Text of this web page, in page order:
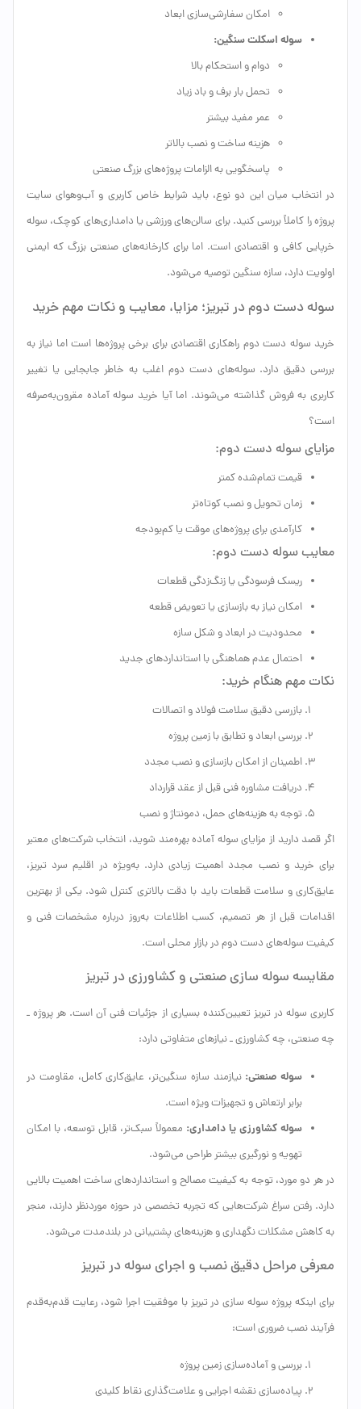
امکان سفارشی‌سازی ابعاد
سوله اسکلت سنگین:
دوام و استحکام بالا
تحمل بار برف و باد زیاد
عمر مفید بیشتر
هزینه ساخت و نصب بالاتر
پاسخگویی به الزامات پروژه‌های بزرگ صنعتی
در انتخاب میان این دو نوع، باید شرایط خاص کاربری و آب‌وهوای سایت
پروژه را کاملاً بررسی کنید. برای سالن‌های ورزشی یا دامداری‌های کوچک، سوله
خرپایی کافی و اقتصادی است. اما برای کارخانه‌های صنعتی بزرگ که ایمنی
اولویت دارد، سازه سنگین توصیه می‌شود.
سوله دست دوم در تبریز؛ مزایا، معایب و نکات مهم خرید
خرید سوله دست دوم راهکاری اقتصادی برای برخی پروژه‌ها است اما نیاز به
بررسی دقیق دارد. سوله‌های دست دوم اغلب به خاطر جابجایی یا تغییر
کاربری به فروش گذاشته می‌شوند. اما آیا خرید سوله آماده مقرون‌به‌صرفه
است؟
مزایای سوله دست دوم:
قیمت تمام‌شده کمتر
زمان تحویل و نصب کوتاه‌تر
کارآمدی برای پروژه‌های موقت یا کم‌بودجه
معایب سوله دست دوم:
ریسک فرسودگی یا زنگ‌زدگی قطعات
امکان نیاز به بازسازی یا تعویض قطعه
محدودیت در ابعاد و شکل سازه
احتمال عدم هماهنگی با استانداردهای جدید
نکات مهم هنگام خرید:
بازرسی دقیق سلامت فولاد و اتصالات
بررسی ابعاد و تطابق با زمین پروژه
اطمینان از امکان بازسازی و نصب مجدد
دریافت مشاوره فنی قبل از عقد قرارداد
توجه به هزینه‌های حمل، دمونتاژ و نصب
اگر قصد دارید از مزایای سوله آماده بهره‌مند شوید، انتخاب شرکت‌های معتبر
برای خرید و نصب مجدد اهمیت زیادی دارد. به‌ویژه در اقلیم سرد تبریز،
عایق‌کاری و سلامت قطعات باید با دقت بالاتری کنترل شود. یکی از بهترین
اقدامات قبل از هر تصمیم، کسب اطلاعات به‌روز درباره مشخصات فنی و
کیفیت سوله‌های دست دوم در بازار محلی است.
مقایسه سوله سازی صنعتی و کشاورزی در تبریز
کاربری سوله در تبریز تعیین‌کننده بسیاری از جزئیات فنی آن است. هر پروژه ـ
چه صنعتی، چه کشاورزی ـ نیازهای متفاوتی دارد:
سوله صنعتی: نیازمند سازه سنگین‌تر، عایق‌کاری کامل، مقاومت در
برابر ارتعاش و تجهیزات ویژه است.
سوله کشاورزی یا دامداری: معمولاً سبک‌تر، قابل توسعه، با امکان
تهویه و نورگیری بیشتر طراحی می‌شود.
در هر دو مورد، توجه به کیفیت مصالح و استانداردهای ساخت اهمیت بالایی
دارد. رفتن سراغ شرکت‌هایی که تجربه تخصصی در حوزه موردنظر دارند، منجر
به کاهش مشکلات نگهداری و هزینه‌های پشتیبانی در بلندمدت می‌شود.
معرفی مراحل دقیق نصب و اجرای سوله در تبریز
برای اینکه پروژه سوله سازی در تبریز با موفقیت اجرا شود، رعایت قدم‌به‌قدم
فرآیند نصب ضروری است:
بررسی و آماده‌سازی زمین پروژه
پیاده‌سازی نقشه اجرایی و علامت‌گذاری نقاط کلیدی